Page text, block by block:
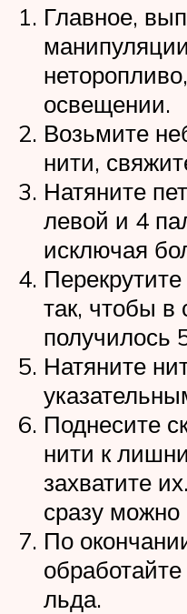
Главное,
освещении.
Возьмите
нити,
Натяните
левой и 4
исключая
так, чтобы в
получилось
Натяните
Поднесите
нити к
захватите
сразу можно
По
льда.